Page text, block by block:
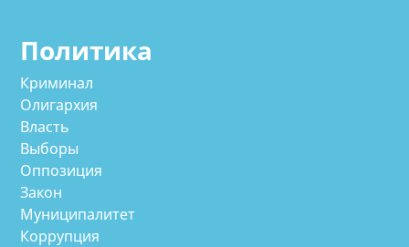
Политика
Криминал
Олигархия
Власть
Выборы
Оппозиция
Закон
Муниципалитет
Коррупция